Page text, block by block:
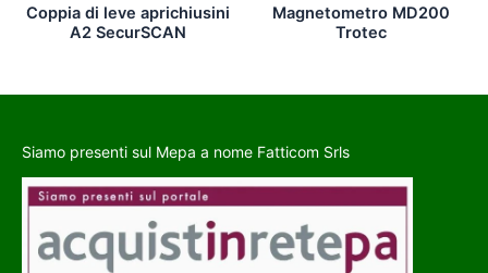
Coppia di leve aprichiusini
A2 SecurSCAN
Magnetometro MD200
Trotec
Siamo presenti sul Mepa a nome Fatticom Srls